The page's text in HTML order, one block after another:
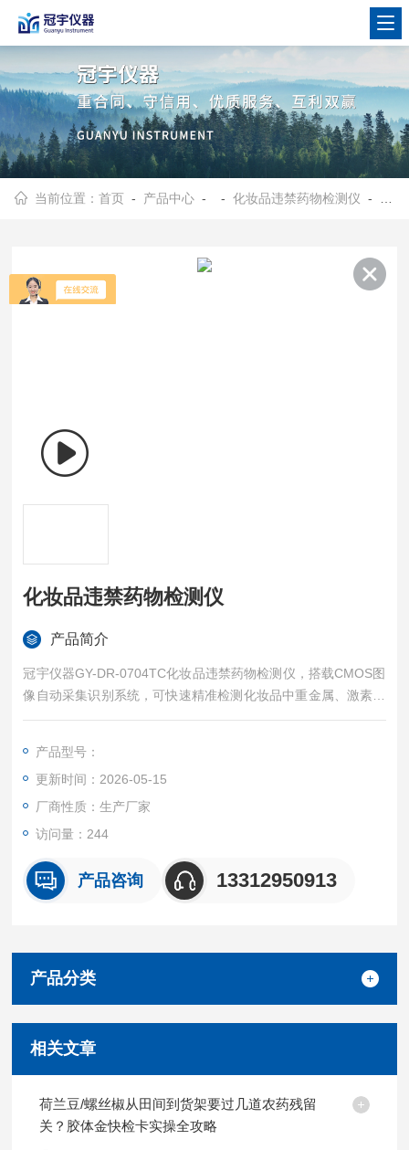
当前位置：首页 - 产品中心 - -化妆品违禁药物检测仪 - 化妆品违禁药物检测仪
化妆品违禁药物检测仪
产品简介
冠宇仪器GY-DR-0704TC化妆品违禁药物检测仪，搭载CMOS图
像自动采集识别系统，可快速精准检测化妆品中重金属、激素、
抗生素等各类违禁添加物，适配多检测场景。仪器配备7英寸液
操作，无需专业培训即可上手，单/双/三/四通道可选，上机检测
＜5S，自动识别CT线，准确度与批间差CV值均≤3%，单次检测
成本低。
产品型号：
更新时间：2026-05-15
厂商性质：生产厂家
访问量：244
产品咨询 13312950913
产品分类
相关文章
荷兰豆/螺丝椒从田间到货架要过几道农药残留
关？胶体金快检卡实操全攻略